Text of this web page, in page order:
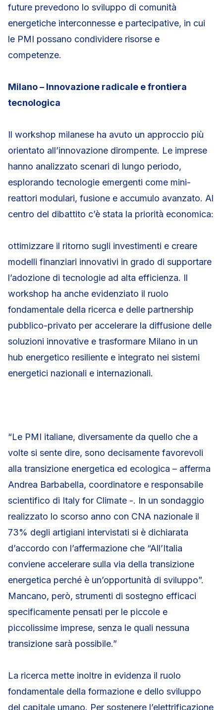
future prevedono lo sviluppo di comunità
energetiche interconnesse e partecipative, in cui
le PMI possano condividere risorse e
competenze.
Milano – Innovazione radicale e frontiera
tecnologica
Il workshop milanese ha avuto un approccio più
orientato all’innovazione dirompente. Le imprese
hanno analizzato scenari di lungo periodo,
esplorando tecnologie emergenti come mini-
reattori modulari, fusione e accumulo avanzato. Al
centro del dibattito c’è stata la priorità economica:
ottimizzare il ritorno sugli investimenti e creare
modelli finanziari innovativi in grado di supportare
l’adozione di tecnologie ad alta efficienza. Il
workshop ha anche evidenziato il ruolo
fondamentale della ricerca e delle partnership
pubblico-privato per accelerare la diffusione delle
soluzioni innovative e trasformare Milano in un
hub energetico resiliente e integrato nei sistemi
energetici nazionali e internazionali.
“Le PMI italiane, diversamente da quello che a
volte si sente dire, sono decisamente favorevoli
alla transizione energetica ed ecologica – afferma
Andrea Barbabella, coordinatore e responsabile
scientifico di Italy for Climate -. In un sondaggio
realizzato lo scorso anno con CNA nazionale il
73% degli artigiani intervistati si è dichiarata
d’accordo con l’affermazione che “All’Italia
conviene accelerare sulla via della transizione
energetica perché è un’opportunità di sviluppo”.
Mancano, però, strumenti di sostegno efficaci
specificamente pensati per le piccole e
piccolissime imprese, senza le quali nessuna
transizione sarà possibile.”
La ricerca mette inoltre in evidenza il ruolo
fondamentale della formazione e dello sviluppo
del capitale umano. Per sostenere l’elettrificazione